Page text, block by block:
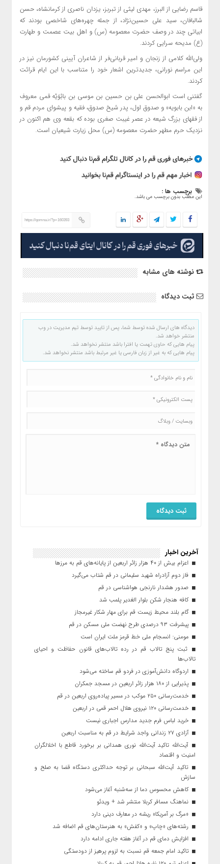
قاسم رضایی از البرز، مهدی لیثی از تبربز، یزدان ناصری از کرمانشاه، حسن
شالبافان، سید علی حسین‌نژاد، از جمله چهره‌های شاخصی بودند که
ابیاتی چند در وصف حضرت معصومه (س) و اهل بیت عصمت و طهارت
(ع) مدیحه سرایی کردند.
ولی‌الله کلامی از زنجان و امیر قربانی‌فر از شاعران آیینی کشورمان نیز در
این مراسم نورانی، جدیدترین اشعار خود را متناسب با این ایام قرائت
کردند.
گفتنی است ابوالحسن علی بن حسین بن موسی بن بابُوَیْه قمی معروف
به «ابن بابویه» و صدوق اول، پدر شیخ صدوق، فقیه و پیشوای مردم قم و
از فقهای بزرگ شیعه در عصر غیبت صغری بوده که بقعه وی هم اکنون در
نزدیک حرم مطهر حضرت معصومه (س) محل زیارت شیعیان است.
برچسب ها :
این مطلب بدون برچسب می باشد.
https://qomna.ir/?p=160393
نوشته های مشابه
ثبت دیدگاه
دیدگاه های ارسال شده توسط شما، پس از تایید توسط تیم مدیریت در وب
منتشر خواهد شد.
پیام هایی که حاوی تهمت یا افترا باشد منتشر نخواهد شد.
پیام هایی که به غیر از زبان فارسی یا غیر مرتبط باشد منتشر نخواهد شد.
آخرین اخبار
اعزام بیش از ۴۰ هزار زائر اربعین از پایانه‌های قم به مرزها
فاز دوم آزادراه شهید سلیمانی در قم شتاب می‌گیرد
صدور هشدار نارنجی هواشناسی در قم
کافه هنجار شکن بلوار الغدیر پلمب شد
گام بلند محیط زیست قم برای مهار شکار غیرمجاز
پیشرفت ۹۳ درصدی طرح نهضت ملی مسکن در قم
مومنی: انسجام ملی خط قرمز ملت ایران است
ثبت پنج تالاب قم در رده تالاب‌های قانون حفاظت و احیای
تالاب‌ها
اردوگاه دانش‌آموزی در فردو قم ساخته می‌شود
پذیرایی از ۱۸۰ هزار زائر اربعین در مسجد جمکران
خدمت‌رسانی ۲۵۰ موکب در مسیر پیاده‌روی اربعین در قم
خدمت‌رسانی ۱۲۰ نیروی هلال احمر قمی در اربعین
خرید لباس فرم جدید مدارس اجباری نیست
آزادی ۲۷ زندانی واجد شرایط در قم به مناسبت اربعین
آیت‌الله تاکید آیت‌الله نوری همدانی بر برخورد قاطع با اخلالگران
امنیت و اقتصاد
تاکید آیت‌الله‌ سبحانی بر توجه حداکثری دستگاه قضا به صلح و
سازش
کاهش محسوس دما از سه‌شنبه آغاز می‌شود
نماهنگ مسافر کربلا منتشر شد + ویدئو
«مرگ بر آمریکا» ریشه در معارف دینی دارد
رشته‌های «چاپ» و «کفش» به هنرستان‌های قم اضافه شد
افزایش دمای قم در آغاز هفته جاری ادامه دارد
تاکید امام جمعه قم نسبت به لزوم پرهیز از دودستگی